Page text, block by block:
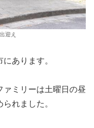
迎え
あります。
ミリーは土曜日の昼
れました。